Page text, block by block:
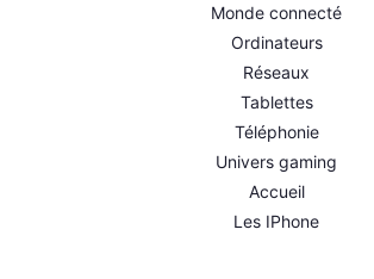
Monde connecté
Ordinateurs
Réseaux
Tablettes
Téléphonie
Univers gaming
Accueil
Les IPhone